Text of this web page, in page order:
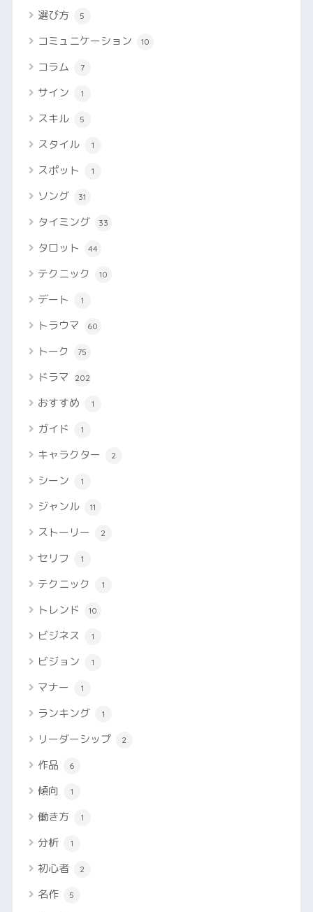
選び方 5
コミュニケーション 10
コラム 7
サイン 1
スキル 5
スタイル 1
スポット 1
ソング 31
タイミング 33
タロット 44
テクニック 10
デート 1
トラウマ 60
トーク 75
ドラマ 202
おすすめ 1
ガイド 1
キャラクター 2
シーン 1
ジャンル 11
ストーリー 2
セリフ 1
テクニック 1
トレンド 10
ビジネス 1
ビジョン 1
マナー 1
ランキング 1
リーダーシップ 2
作品 6
傾向 1
働き方 1
分析 1
初心者 2
名作 5